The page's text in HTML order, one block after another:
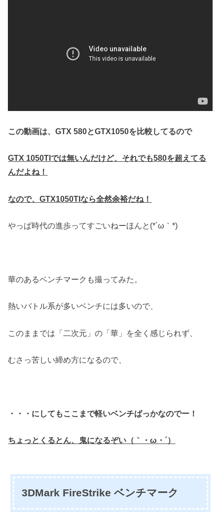
この動画は、GTX 580とGTX1050を比較してるので
GTX 1050TIでは無いんだけど、それでも580を超えてる
んだよね！
なので、GTX1050TIなら全然余裕だね！
やっぱ時代の進歩ってすごいねーほんと(*´ω｀*)
華のあるベンチマークも撮ってみた。
熱いバトル系が多いベンチには多いので、
このままでは「二次元」の「華」を全く感じられず、
むさっ苦しい締め方になるので、
・・・にしてもここまで軽いベンチばっかなのでー！
ちょっとくるとん、鬼になるぞい（｀・ω・´）
3DMark FireStrike ベンチマーク